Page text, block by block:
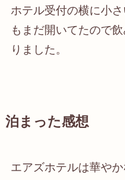
ホテル受付の横に小
もまだ開いてたので
りました。
泊まった感想
エアズホテルは華や